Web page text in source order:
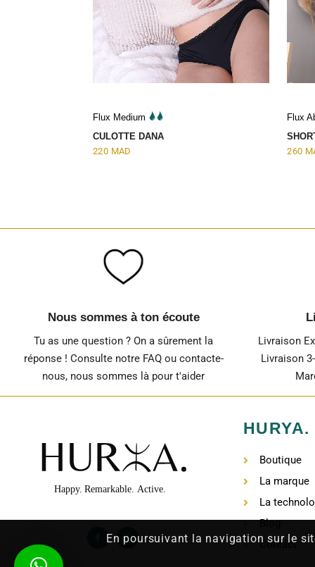
Flux Medium
CULOTTE DANA
220 MAD
Flux
260
Nous sommes à ton écoute
Tu as une question ? On a sûrement la
réponse ! Consulte notre FAQ ou contacte-
nous, nous sommes là pour t'aider
Livraison
Livraison
HURYA.
Boutique
La marque
La
Blog
Contact
En poursuivant la navigation sur le